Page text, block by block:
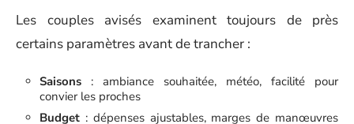
Les couples avisés examinent toujours de près
certains paramètres avant de trancher :
Saisons : ambiance souhaitée, météo, facilité pour
convier les proches
Budget : dépenses ajustables, marges de manœuvres